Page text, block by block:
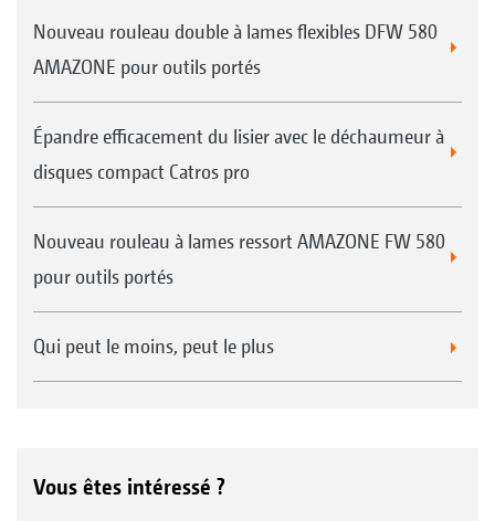
Nouveau rouleau double à lames flexibles DFW 580
AMAZONE pour outils portés
Épandre efficacement du lisier avec le déchaumeur à
disques compact Catros pro
Nouveau rouleau à lames ressort AMAZONE FW 580
pour outils portés
Qui peut le moins, peut le plus
Vous êtes intéressé ?